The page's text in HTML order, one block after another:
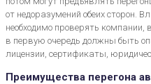
от недоразумений обеих сторон.
необходимо проверять компании,
в первую очередь должны быть
лицензии, сертификаты,
Преимущества перегона